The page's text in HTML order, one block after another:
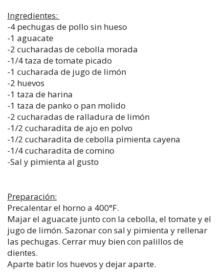
Ingredientes:
-4 pechugas de pollo sin hueso
-1 aguacate
-2 cucharadas de cebolla morada
-1/4 taza de tomate picado
-1 cucharada de jugo de limón
-2 huevos
-1 taza de harina
-1 taza de panko o pan molido
-2 cucharadas de ralladura de limón
-1/2 cucharadita de ajo en polvo
-1/2 cucharadita de cebolla pimienta cayena
-1/4 cucharadita de comino
-Sal y pimienta al gusto
Preparación:
Precalentar el horno a 400°F.
Majar el aguacate junto con la cebolla, el tomate y el
jugo de limón. Sazonar con sal y pimienta y rellenar
las pechugas. Cerrar muy bien con palillos de
dientes.
Aparte batir los huevos y dejar aparte.